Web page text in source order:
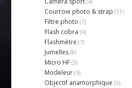
Courroie photo & strap (11)
Filtre photo (7)
Flash cobra (4)
Flashmètre (7)
Jumelles(8)
Micro HF(3)
Modeleur(5)
Objectif anamorphique (3)